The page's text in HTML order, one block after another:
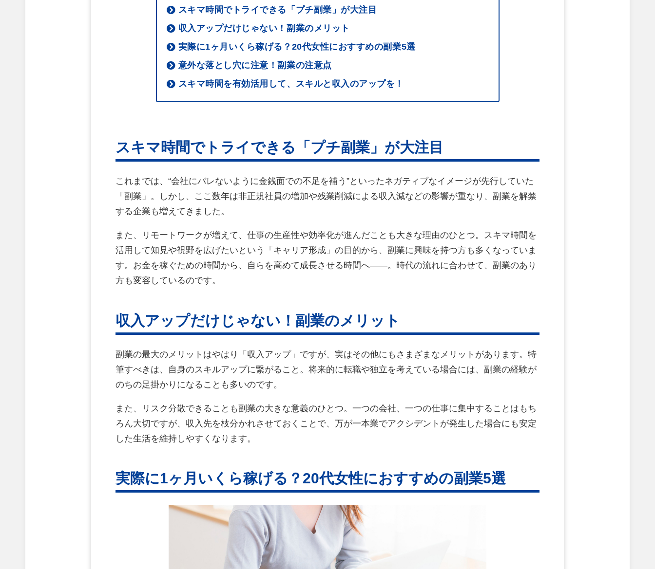
スキマ時間でトライできる「プチ副業」が大注目
収入アップだけじゃない！副業のメリット
実際に1ヶ月いくら稼げる？20代女性におすすめの副業5選
意外な落とし穴に注意！副業の注意点
スキマ時間を有効活用して、スキルと収入のアップを！
スキマ時間でトライできる「プチ副業」が大注目
これまでは、“会社にバレないように金銭面での不足を補う”といったネガティブなイメージが先行していた
「副業」。しかし、ここ数年は非正規社員の増加や残業削減による収入減などの影響が重なり、副業を解禁
する企業も増えてきました。
また、リモートワークが増えて、仕事の生産性や効率化が進んだことも大きな理由のひとつ。スキマ時間を
活用して知見や視野を広げたいという「キャリア形成」の目的から、副業に興味を持つ方も多くなっていま
す。お金を稼ぐための時間から、自らを高めて成長させる時間へ——。時代の流れに合わせて、副業のあり
方も変容しているのです。
収入アップだけじゃない！副業のメリット
副業の最大のメリットはやはり「収入アップ」ですが、実はその他にもさまざまなメリットがあります。特
筆すべきは、自身のスキルアップに繋がること。将来的に転職や独立を考えている場合には、副業の経験が
のちの足掛かりになることも多いのです。
また、リスク分散できることも副業の大きな意義のひとつ。一つの会社、一つの仕事に集中することはもち
ろん大切ですが、収入先を枝分かれさせておくことで、万が一本業でアクシデントが発生した場合にも安定
した生活を維持しやすくなります。
実際に1ヶ月いくら稼げる？20代女性におすすめの副業5選